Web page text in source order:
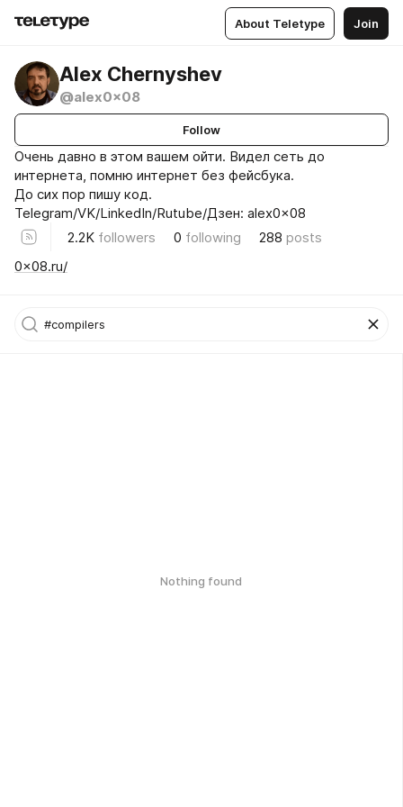
About Teletype Join
Alex Chernyshev
@alex0x08
Follow
Очень давно в этом вашем ойти. Видел сеть до
интернета, помню интернет без фейсбука.
До сих пор пишу код.
Telegram/VK/LinkedIn/Rutube/Дзен: alex0x08
2.2K followers 0 following 288 posts
0x08.ru/
Nothing found